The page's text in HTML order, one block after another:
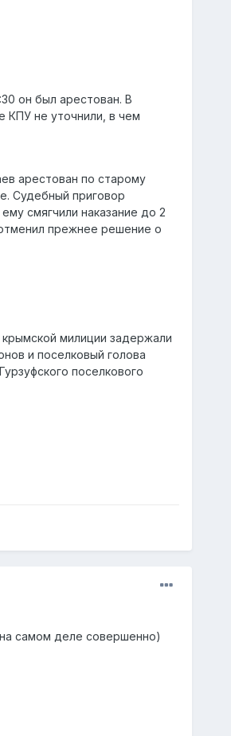
он был арестован. В
КПУ не уточнили, в чем
арестован по старому
Судебный приговор
смягчили наказание до 2
прежнее решение о
милиции задержали
и поселковый голова
поселкового
самом деле совершенно)